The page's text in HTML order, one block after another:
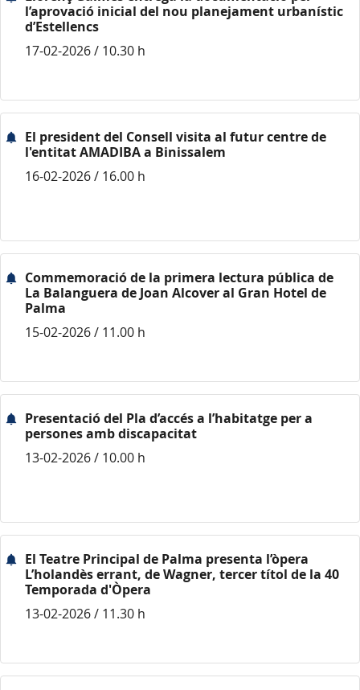
l’aprovació inicial del nou planejament urbanístic
d’Estellencs
17-02-2026 / 10.30 h
El president del Consell visita al futur centre de
l'entitat AMADIBA a Binissalem
16-02-2026 / 16.00 h
Commemoració de la primera lectura pública de
La Balanguera de Joan Alcover al Gran Hotel de
Palma
15-02-2026 / 11.00 h
Presentació del Pla d’accés a l’habitatge per a
persones amb discapacitat
13-02-2026 / 10.00 h
El Teatre Principal de Palma presenta l’òpera
L’holandès errant, de Wagner, tercer títol de la 40
Temporada d'Òpera
13-02-2026 / 11.30 h